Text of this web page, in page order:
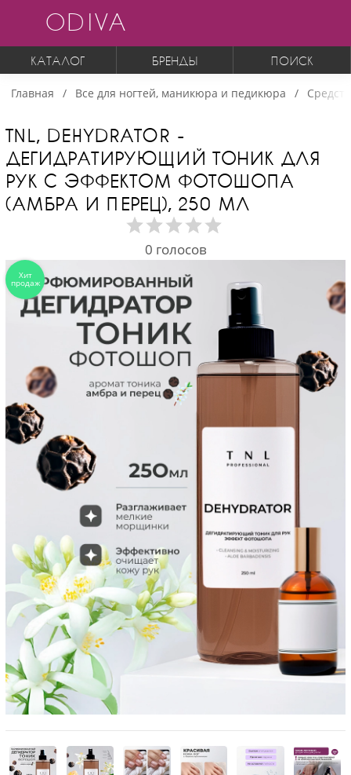
ODIVA
КАТАЛОГ БРЕНДЫ ПОИСК
Главная Все для ногтей, маникюра и педикюра
TNL, DEHYDRATOR -
ДЕГИДРАТИРУЮЩИЙ ТОНИК ДЛЯ
РУК С ЭФФЕКТОМ ФОТОШОПА
(АМБРА И ПЕРЕЦ), 250 МЛ
0 голосов